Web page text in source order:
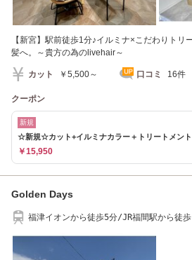
【新宮】駅前徒歩1分♪イルミナ×こだわりトリ
髪へ。～貴方の為のlivehair～
カット ￥5,500～ 口コミ 16件
クーポン
新規
☆新規☆カット+イルミナカラー＋トリートメン
￥15,950
Golden Days
福津イオンから徒歩5分/JR福間駅から徒